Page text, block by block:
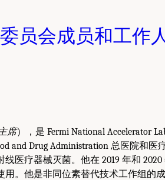
委员会成员和工作
主席），是 Fermi National Accelerator
and Drug Administration 总医院和
线医疗器械灭菌。他在 2019 年和
用。他是非同位素替代技术工作组的